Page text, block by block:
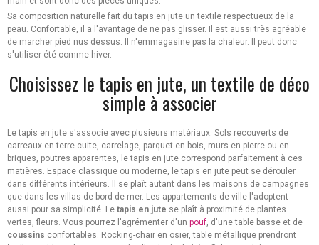
Sa composition naturelle fait du tapis en jute un textile respectueux de la
peau. Confortable, il a l'avantage de ne pas glisser. Il est aussi très agréable
de marcher pied nus dessus. Il n'emmagasine pas la chaleur. Il peut donc
s'utiliser été comme hiver.
Choisissez le tapis en jute, un textile de déco
simple à associer
Le tapis en jute s'associe avec plusieurs matériaux. Sols recouverts de
carreaux en terre cuite, carrelage, parquet en bois, murs en pierre ou en
briques, poutres apparentes, le tapis en jute correspond parfaitement à ces
matières. Espace classique ou moderne, le tapis en jute peut se dérouler
dans différents intérieurs. Il se plaît autant dans les maisons de campagnes
que dans les villas de bord de mer. Les appartements de ville l'adoptent
aussi pour sa simplicité. Le tapis en jute se plaît à proximité de plantes
vertes, fleurs. Vous pourrez l'agrémenter d'un pouf, d'une table basse et de
coussins confortables. Rocking-chair en osier, table métallique prendront